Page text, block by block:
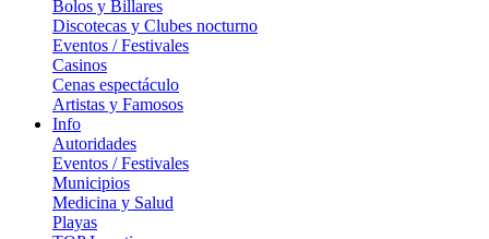
Bolos y Billares
Discotecas y Clubes nocturno
Eventos / Festivales
Casinos
Cenas espectáculo
Artistas y Famosos
Info
Autoridades
Eventos / Festivales
Municipios
Medicina y Salud
Playas